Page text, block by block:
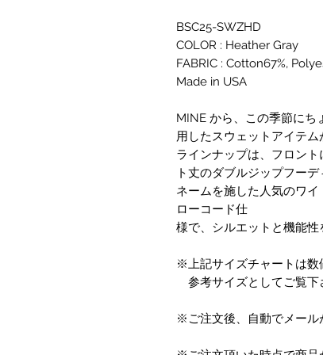
BSC25-SWZHD
COLOR : Heather Gray
FABRIC : Cotton67%,
Made in USA
MINE から、この季節にち
用したスウェットアイテム
ラインナップは、フロン
ト丈のダブルジップフー
ネームを施した人気のワ
ローコード仕
様で、シルエットと機能性
※上記サイズチャートは数
参考サイズとしてご覧下
※ご注文後、自動でメール